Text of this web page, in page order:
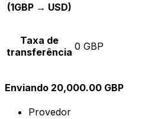
(1GBP → USD)
Taxa de
transferência 0 GBP
Enviando 20,000.00 GBP
Provedor